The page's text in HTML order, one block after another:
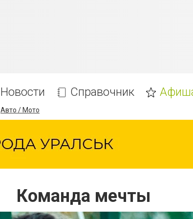
Новости Справочник
Авто / Мото
Команда мечты